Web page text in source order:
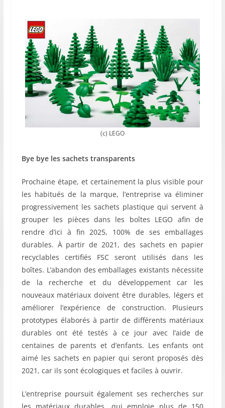
(c) LEGO
Bye bye les sachets transparents
Prochaine étape, et certainement la plus visible pour
les habitués de la marque, l’entreprise va éliminer
progressivement les sachets plastique qui servent à
grouper les pièces dans les boîtes LEGO afin de
rendre d’ici à fin 2025, 100% de ses emballages
durables. À partir de 2021, des sachets en papier
recyclables certifiés FSC seront utilisés dans les
boîtes. L’abandon des emballages existants nécessite
de la recherche et du développement car les
nouveaux matériaux doivent être durables, légers et
améliorer l’expérience de construction. Plusieurs
prototypes élaborés à partir de différents matériaux
durables ont été testés à ce jour avec l’aide de
centaines de parents et d’enfants. Les enfants ont
aimé les sachets en papier qui seront proposés dès
2021, car ils sont écologiques et faciles à ouvrir.
L’entreprise poursuit également ses recherches sur